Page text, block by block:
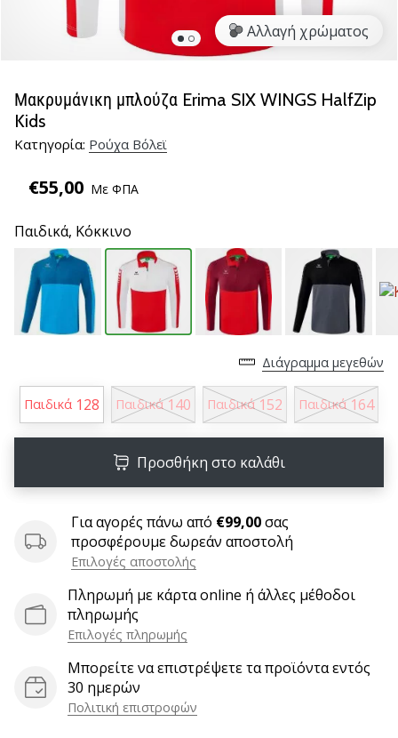
βόλεϊ
όπως
εμείς;
μαζί
ως
πρεσβευτής
της
μάρκας
μας.
•
9 λεπτά ανάγνωσης
Weplayvolleyball
δικό
ιστολόγιο,
σελίδα
ή
φόρουμ
συζητήσεων;
Αλλαγή χρώματος
Μακρυμάνικη μπλούζα Erima SIX WINGS HalfZip
Kids
Κατηγορία: Ρούχα Βόλεϊ
€55,00 Με ΦΠΑ
Παιδικά, Κόκκινο
Διάγραμμα μεγεθών
Παιδικά 128 Παιδικά 140 Παιδικά 152 Παιδικά 164
Προσθήκη στο καλάθι
Για αγορές πάνω από €99,00σας
προσφέρουμε δωρεάν αποστολή
Επιλογές αποστολής
Πληρωμή με κάρτα online ή άλλες μέθοδοι
πληρωμής
Επιλογές πληρωμής
Μπορείτε να επιστρέψετε τα προϊόντα εντός
30 ημερών
Πολιτική επιστροφών